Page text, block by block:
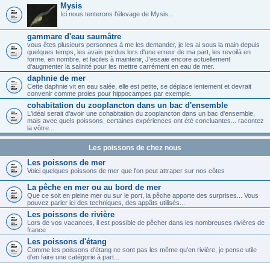
Mysis
Ici nous tenterons l'élevage de Mysis...
gammare d'eau saumâtre
vous êtes plusieurs personnes à me les demander, je les ai sous la main depuis
quelques temps, les avais perdus lors d'une erreur de ma part, les revoilà en
forme, en nombre, et faciles à maintenir, J'essaie encore actuellement
d'augmenter la salinité pour les mettre carrément en eau de mer.
daphnie de mer
Cette daphnie vit en eau salée, elle est petite, se déplace lentement et devrait
convenir comme proies pour hippocampes par exemple.
cohabitation du zooplancton dans un bac d'ensemble
L'idéal serait d'avoir une cohabitation du zooplancton dans un bac d'ensemble,
mais avec quels poissons, certaines expériences ont été concluantes... racontez
la vôtre...
Les poissons de chez nous
Les poissons de mer
Voici quelques poissons de mer que l'on peut attraper sur nos côtes
La pêche en mer ou au bord de mer
Que ce soit en pleine mer ou sur le port, la pêche apporte des surprises... Vous
pouvez parler ici des techniques, des appâts utilisés...
Les poissons de rivière
Lors de vos vacances, il est possible de pêcher dans les nombreuses rivières de
france
Les poissons d'étang
Comme les poissons d'étang ne sont pas les même qu'en rivière, je pense utile
d'en faire une catégorie à part...